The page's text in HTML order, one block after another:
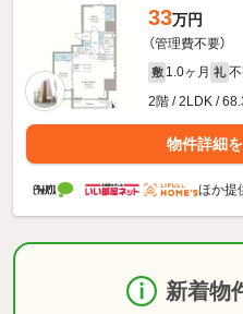
33万円
（管理費不要）
敷 1.0ヶ月 礼
2階 / 2LDK /
物件詳細
ほか提
新着物